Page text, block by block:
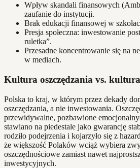
Wpływ skandali finansowych
zaufanie do instytucji.
Brak edukacji finansowej w
Presja społeczna: inwestowanie
ruletka”.
Przesadne koncentrowanie się na
w mediach.
Kultura oszczędzania vs.
Polska to kraj, w którym przez dekady
oszczędzania, a nie inwestowania.
przewidywalne, pozbawione
stawiano na piedestale jako gwarancję
rodziło podejrzenia i kojarzyło się z
że większość Polaków wciąż wybiera
oszczędnościowe zamiast nawet
inwestycyjnych.